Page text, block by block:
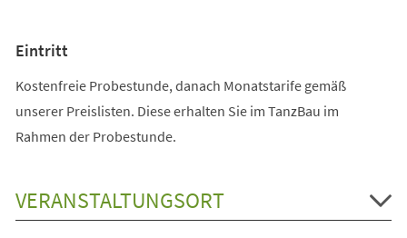
Eintritt
Kostenfreie Probestunde, danach Monatstarife gemäß
unserer Preislisten. Diese erhalten Sie im TanzBau im
Rahmen der Probestunde.
VERANSTALTUNGSORT